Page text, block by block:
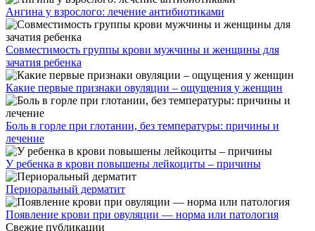
Ангина у взрослого: лечение антибиотиками
Совместимость группы крови мужчины и женщины для
зачатия ребенка
Какие первые признаки овуляции – ощущения у женщин
Боль в горле при глотании, без температуры: причины и
лечение
У ребенка в крови повышены лейкоциты – причины
Периоральный дерматит
Появление крови при овуляции — норма или патология
Свежие публикации